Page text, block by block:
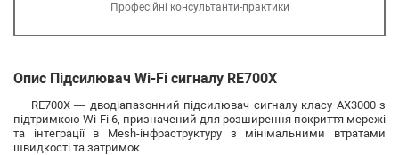
Професійні консультанти-практики
Опис Підсилювач Wi-Fi сигналу RE700X
RE700X — дводіапазонний підсилювач сигналу класу AX3000 з
підтримкою Wi-Fi 6, призначений для розширення покриття мережі
та інтеграції в Mesh-інфраструктуру з мінімальними втратами
швидкості та затримок.